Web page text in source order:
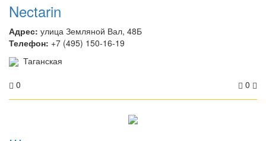
Nectarin
Адрес: улица Земляной Вал, 48Б
Телефон: +7 (495) 150-16-19
Таганская
0 0